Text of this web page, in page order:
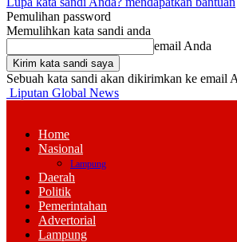
Pemulihan password
Memulihkan kata sandi anda
email Anda
Sebuah kata sandi akan dikirimkan ke email
Liputan Global News
Home
Nasional
Lampung
Daerah
Politik
Pemerintahan
Advertorial
Lampung